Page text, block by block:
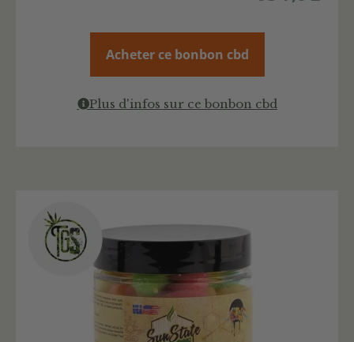
Acheter ce bonbon cbd
Plus d'infos sur ce bonbon cbd